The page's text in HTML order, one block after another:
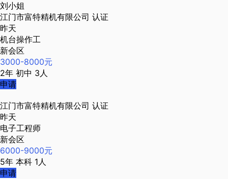
刘小姐
江门市富特精机有限公司 认证
昨天
机台操作工
新会区
3000-8000元
2年 初中 3人
申请
江门市富特精机有限公司 认证
昨天
电子工程师
新会区
6000-9000元
5年 本科 1人
申请